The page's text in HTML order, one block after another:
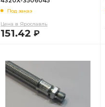
Под заказ
Цена в Ярославль
151.42 Р